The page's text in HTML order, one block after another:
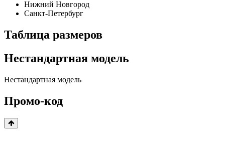
Нижний Новгород
Санкт-Петербург
Таблица размеров
Нестандартная модель
Нестандартная модель
Промо-код